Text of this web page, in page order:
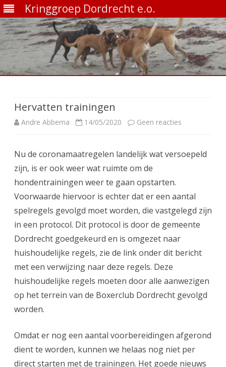
Kringgroep Dordrecht e.o.
de
inhoud
Hervatten trainingen
Andre Abbema 14/05/2020 Geen reacties
trainingen
Nu de coronamaatregelen landelijk wat versoepeld
zijn, is er ook weer wat ruimte om de
hondentrainingen weer te gaan opstarten.
Voorwaarde hiervoor is echter dat er een aantal
spelregels gevolgd moet worden, die vastgelegd zijn
in een protocol. Dit protocol is door de gemeente
Dordrecht goedgekeurd en is omgezet naar
huishoudelijke regels, zie de link onder dit bericht
met een verwijzing naar deze regels. Deze
huishoudelijke regels moeten door alle aanwezigen
op het terrein van de Boxerclub Dordrecht gevolgd
worden.
Omdat er nog een aantal voorbereidingen afgerond
dient te worden, kunnen we helaas nog niet per
direct starten met de trainingen. Het goede nieuws